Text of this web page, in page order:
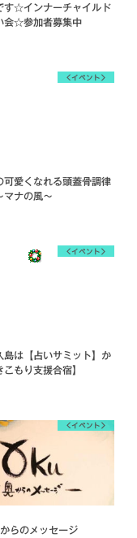
す☆インナーチャイルド
会☆参加者募集中
＜イベント＞
可愛くなれる頭蓋骨調律
マナの風～
＜イベント＞
島は【占いサミット】か
こもり支援合宿】
＜イベント＞
らのメッセージ